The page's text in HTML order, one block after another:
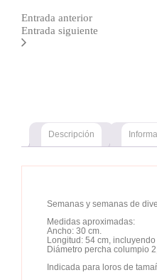
Entrada anterior
Entrada siguiente
Descripción
Semanas y semanas de
Medidas aproximadas:
Ancho: 30 cm.
Longitud: 54 cm,
Diámetro percha columpio
Indicada para loros de